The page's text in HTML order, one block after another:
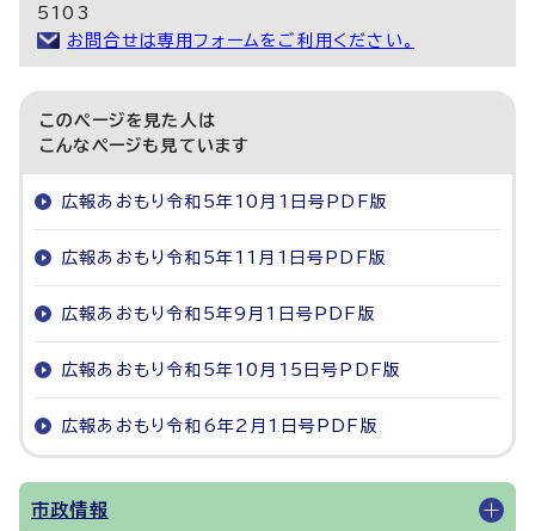
5103
お問合せは専用フォームをご利用ください。
このページを見た人は
こんなページも見ています
広報あおもり令和5年10月1日号PDF版
広報あおもり令和5年11月1日号PDF版
広報あおもり令和5年9月1日号PDF版
広報あおもり令和5年10月15日号PDF版
広報あおもり令和6年2月1日号PDF版
市政情報